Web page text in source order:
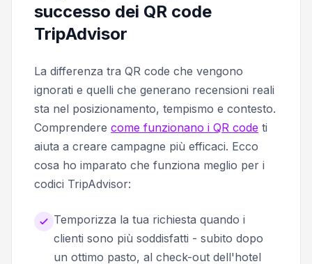
successo dei QR code
TripAdvisor
La differenza tra QR code che vengono
ignorati e quelli che generano recensioni reali
sta nel posizionamento, tempismo e contesto.
Comprendere come funzionano i QR code ti
aiuta a creare campagne più efficaci. Ecco
cosa ho imparato che funziona meglio per i
codici TripAdvisor:
Temporizza la tua richiesta quando i
clienti sono più soddisfatti - subito dopo
un ottimo pasto, al check-out dell'hotel